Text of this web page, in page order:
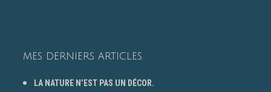
MES DERNIERS ARTICLES
LA NATURE N’EST PAS UN DÉCOR.